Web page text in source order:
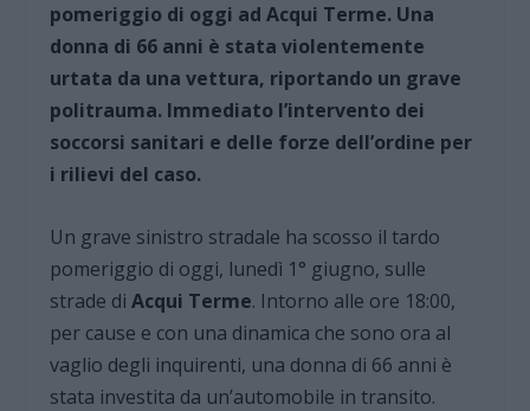
pomeriggio di oggi ad Acqui Terme. Una
donna di 66 anni è stata violentemente
urtata da una vettura, riportando un grave
politrauma. Immediato l’intervento dei
soccorsi sanitari e delle forze dell’ordine per
i rilievi del caso.
Un grave sinistro stradale ha scosso il tardo
pomeriggio di oggi, lunedì 1° giugno, sulle
strade diAcqui Terme. Intorno alle ore 18:00,
per cause e con una dinamica che sono ora al
vaglio degli inquirenti, una donna di 66 anni è
stata investita da un’automobile in transito.